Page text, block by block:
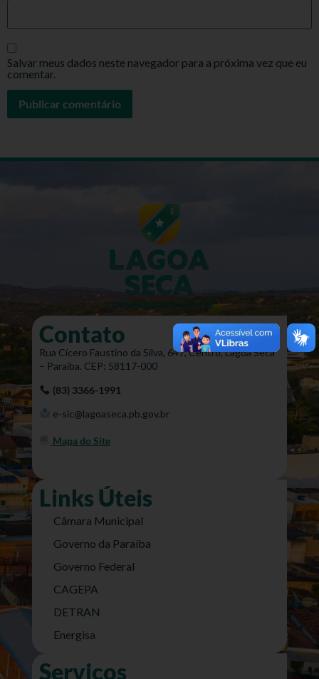
Salvar meus dados neste navegador para a próxima vez que eu
comentar.
Contato
Rua Cícero Faustino da Silva, 647, Centro, Lagoa Seca
– Paraíba. CEP: 58117-000
(83) 3366-1991
e-sic@lagoaseca.pb.gov.br
Mapa do Site
Links Úteis
Câmara Municipal
Governo da Paraíba
Governo Federal
CAGEPA
DETRAN
Energisa
Serviços